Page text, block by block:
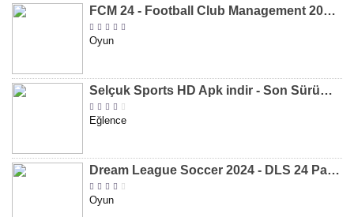
FCM 24 - Football Club Management 2024 Para Hileli MOD APK indir [v1.0.4]
Oyun
Selçuk Sports HD Apk indir - Son Sürüm 2024 [2.0.1.9]
Eğlence
Dream League Soccer 2024 - DLS 24 Para Hileli MOD APK indir [v11.050]
Oyun